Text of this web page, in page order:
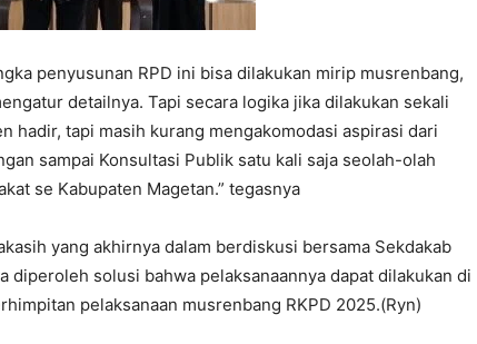
penyusunan RPD ini bisa dilakukan mirip musrenbang,
detailnya. Tapi secara logika jika dilakukan sekali
hadir, tapi masih kurang mengakomodasi aspirasi dari
sampai Konsultasi Publik satu kali saja seolah-olah
se Kabupaten Magetan.” tegasnya
yang akhirnya dalam berdiskusi bersama Sekdakab
diperoleh solusi bahwa pelaksanaannya dapat dilakukan di
pelaksanaan musrenbang RKPD 2025.(Ryn)